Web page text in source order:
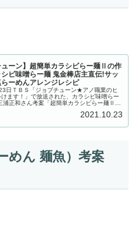
ューン】超簡単カラシビらー麺Ⅱの作
シビ味噌らー麺 鬼金棒店主直伝!サッ
ーめんアレンジレシピ
日ＴＢＳ「ジョブチューン★アノ職業のヒ
けます！」で放送された、カラシビ味噌らー
浦正和さん考案「超簡単カラシビらー麺Ⅱ」
2021.10.23
めん 麺魚）考案